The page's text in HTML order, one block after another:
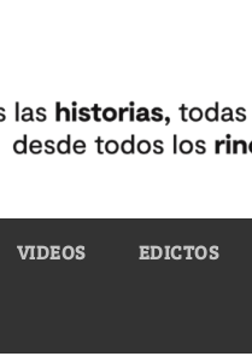
VIDEOS EDICTOS